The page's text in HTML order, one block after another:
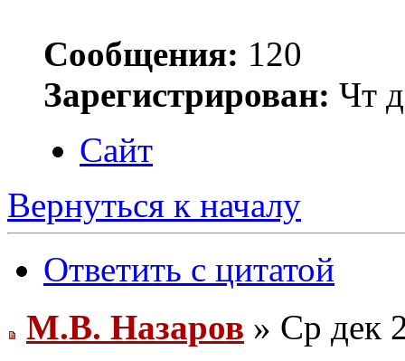
Сообщения: 120
Зарегистрирован: Чт
Сайт
Вернуться к началу
Ответить с цитатой
М.В. Назаров » Ср дек